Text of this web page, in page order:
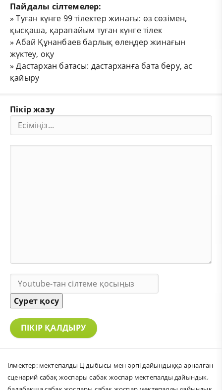
Пайдалы сілтемелер:
»Туған күнге 99 тілектер жинағы: өз сөзімен,
қысқаша, қарапайым туған күнге тілек
»Абай Құнанбаев барлық өлеңдер жинағын
жүктеу, оқу
»Дастархан батасы: дастарханға бата беру, ас
қайыру
Пікір жазу
Сурет қосу
ПІКІР ҚАЛДЫРУ
Ілмектер: мектепалды Ц дыбысы мен әрпі дайындыққа арналған
сценарий сабақ жоспары сабак жоспар мектепалды дайындык,